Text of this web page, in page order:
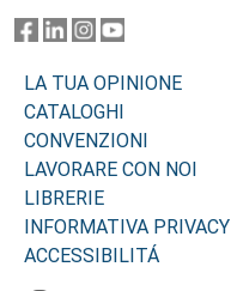
LA TUA OPINIONE
CATALOGHI
CONVENZIONI
LAVORARE CON NOI
LIBRERIE
INFORMATIVA PRIVACY
ACCESSIBILITÁ